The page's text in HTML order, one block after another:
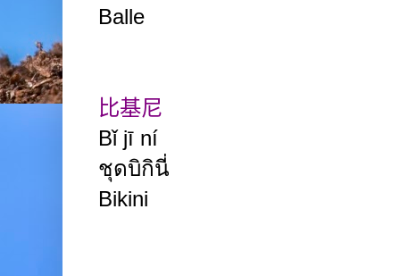
Balle
比基尼
Bǐ jī ní
ชุดบิกินี่
Bikini